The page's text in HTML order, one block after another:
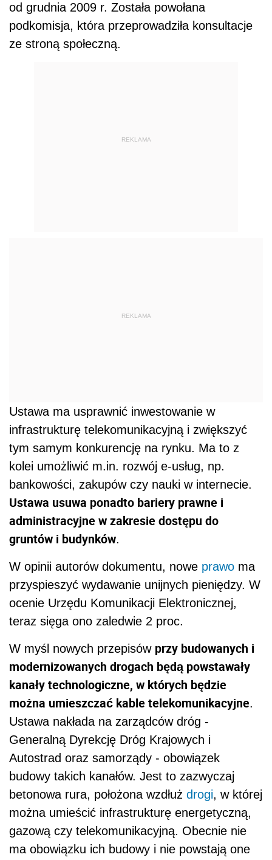
od grudnia 2009 r. Została powołana
podkomisja, która przeprowadziła konsultacje
ze stroną społeczną.
REKLAMA
REKLAMA
Ustawa ma usprawnić inwestowanie w
infrastrukturę telekomunikacyjną i zwiększyć
tym samym konkurencję na rynku. Ma to z
kolei umożliwić m.in. rozwój e-usług, np.
bankowości, zakupów czy nauki w internecie.
Ustawa usuwa ponadto bariery prawne i
administracyjne w zakresie dostępu do
gruntów i budynków.
W opinii autorów dokumentu, nowe prawo ma
przyspieszyć wydawanie unijnych pieniędzy. W
ocenie Urzędu Komunikacji Elektronicznej,
teraz sięga ono zaledwie 2 proc.
W myśl nowych przepisów przy budowanych i
modernizowanych drogach będą powstawały
kanały technologiczne, w których będzie
można umieszczać kable telekomunikacyjne.
Ustawa nakłada na zarządców dróg -
Generalną Dyrekcję Dróg Krajowych i
Autostrad oraz samorządy - obowiązek
budowy takich kanałów. Jest to zazwyczaj
betonowa rura, położona wzdłuż drogi, w której
można umieścić infrastrukturę energetyczną,
gazową czy telekomunikacyjną. Obecnie nie
ma obowiązku ich budowy i nie powstają one